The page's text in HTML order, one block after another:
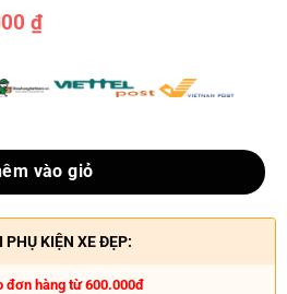
₫
vào giỏ
KIỆN XE ĐẸP:
đơn hàng từ 600.000đ